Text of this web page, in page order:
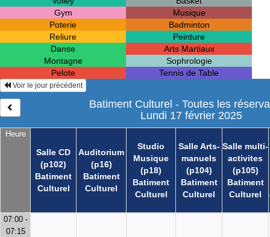
Gym
Musique
Poterie
Badminton
Reliure
Peinture
Danse
Arts Martiaux
Montagne
Sophrologie
Pelote
Tennis de Table
Heure
Salle CD
(p102)
Batiment
Culturel
Auditorium
(p16)
Batiment
Culturel
Studio
Musique
(p18)
Batiment
Culturel
Salle Arts-
manuels
(p104)
Batiment
Culturel
Salle multi-
activites
(p105)
Batiment
Culturel
Voir le jour précédent
Batiment Culturel - Toutes les
Lundi 17 février 2025
07:00 -
07:15